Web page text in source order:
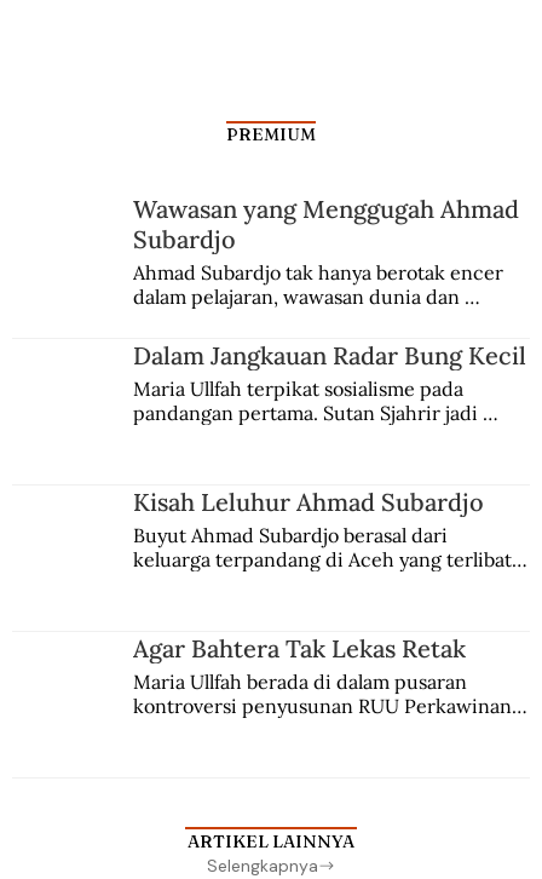
Kala Rombongan Haji Dibantai Vasco da
PREMIUM
Wawasan yang Menggugah Ahmad
Subardjo
Ahmad Subardjo tak hanya berotak encer
dalam pelajaran, wawasan dunia dan
Jules Verne, Multatuli, hingga Sun Yat-sen.
Dalam Jangkauan Radar Bung Kecil
Maria Ullfah terpikat sosialisme pada
pandangan pertama. Sutan Sjahrir jadi
Kisah Leluhur Ahmad Subardjo
Buyut Ahmad Subardjo berasal dari
keluarga terpandang di Aceh yang terlibat
Agar Bahtera Tak Lekas Retak
Maria Ullfah berada di dalam pusaran
kontroversi penyusunan RUU Perkawinan.
ARTIKEL LAINNYA
Selengkapnya